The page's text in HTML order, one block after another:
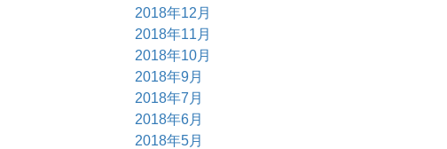
2018年12月
2018年11月
2018年10月
2018年9月
2018年7月
2018年6月
2018年5月